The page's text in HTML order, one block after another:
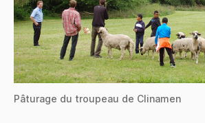
Pâturage du troupeau de Clinamen